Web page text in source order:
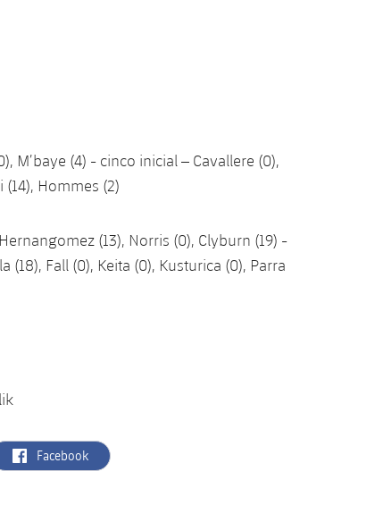
M’baye (4) - cinco inicial – Cavallere (0),
Hommes (2)
(13), Norris (0), Clyburn (19) -
(18), Fall (0), Keita (0), Kusturica (0), Parra
label.aria.facebook
Facebook